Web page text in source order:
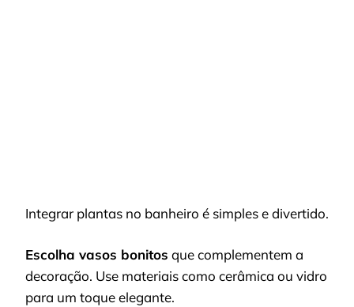
Integrar plantas no banheiro é simples e divertido.
Escolha vasos bonitos que complementem a
decoração. Use materiais como cerâmica ou vidro
para um toque elegante.